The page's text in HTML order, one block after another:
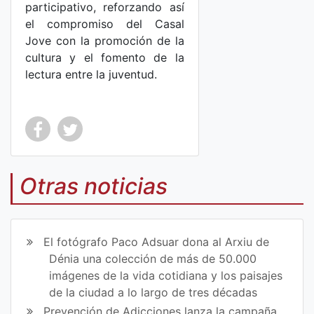
participativo, reforzando así
el compromiso del Casal
Jove con la promoción de la
cultura y el fomento de la
lectura entre la juventud.
Co
mp
art
en
Fa
ce
Co
mp
art
ir
en
Tw
itt
Otras noticias
El fotógrafo Paco Adsuar dona al Arxiu de
Dénia una colección de más de 50.000
imágenes de la vida cotidiana y los paisajes
de la ciudad a lo largo de tres décadas